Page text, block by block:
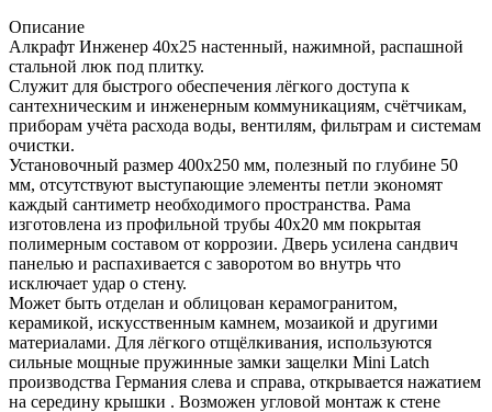
Описание
Алкрафт Инженер 40х25 настенный, нажимной, распашной
стальной люк под плитку.
Служит для быстрого обеспечения лёгкого доступа к
сантехническим и инженерным коммуникациям, счётчикам,
приборам учёта расхода воды, вентилям, фильтрам и системам
очистки.
Установочный размер 400х250 мм, полезный по глубине 50
мм, отсутствуют выступающие элементы петли экономят
каждый сантиметр необходимого пространства. Рама
изготовлена из профильной трубы 40х20 мм покрытая
полимерным составом от коррозии. Дверь усилена сандвич
панелью и распахивается с заворотом во внутрь что
исключает удар о стену.
Может быть отделан и облицован керамогранитом,
керамикой, искусственным камнем, мозаикой и другими
материалами. Для лёгкого отщёлкивания, используются
сильные мощные пружинные замки защелки Mini Latch
производства Германия слева и справа, открывается нажатием
на середину крышки . Возможен угловой монтаж к стене